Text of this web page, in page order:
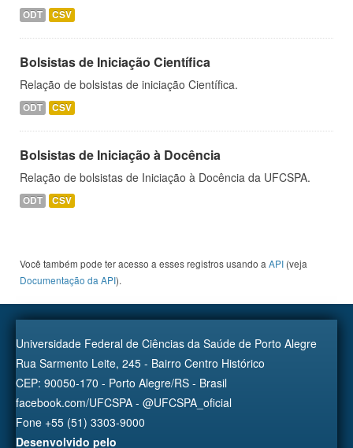
ODT CSV
Bolsistas de Iniciação Científica
Relação de bolsistas de iniciação Científica.
ODT CSV
Bolsistas de Iniciação à Docência
Relação de bolsistas de Iniciação à Docência da UFCSPA.
ODT CSV
Você também pode ter acesso a esses registros usando a API (veja
Documentação da API).
Universidade Federal de Ciências da Saúde de Porto Alegre
Rua Sarmento Leite, 245 - Bairro Centro Histórico
CEP: 90050-170 - Porto Alegre/RS - Brasil
facebook.com/UFCSPA - @UFCSPA_oficial
Fone +55 (51) 3303-9000
Desenvolvido pelo